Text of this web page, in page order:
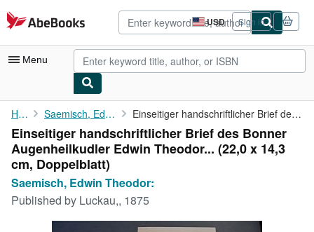
Skip to main content
AbeBooks.com USD
Site
shopping
preferences
Sign in
Menu
My Account
My Purchases
Advanced Search
Browse Collections
Home Saemisch, Edwin Theodor: Einseitiger handschriftlicher Brief des Bonner Augenheilkudler ...
Einseitiger handschriftlicher Brief des Bonner
Augenheilkudler Edwin Theodor... (22,0 x 14,3
cm, Doppelblatt)
Saemisch, Edwin Theodor:
Published by Luckau,, 1875